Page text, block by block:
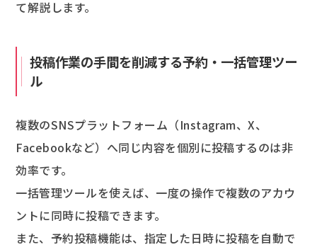
て解説します。
投稿作業の手間を削減する予約・一括管理ツー
ル
複数のSNSプラットフォーム（Instagram、X、
Facebookなど）へ同じ内容を個別に投稿するのは非
効率です。
一括管理ツールを使えば、一度の操作で複数のアカウ
ントに同時に投稿できます。
また、予約投稿機能は、指定した日時に投稿を自動で